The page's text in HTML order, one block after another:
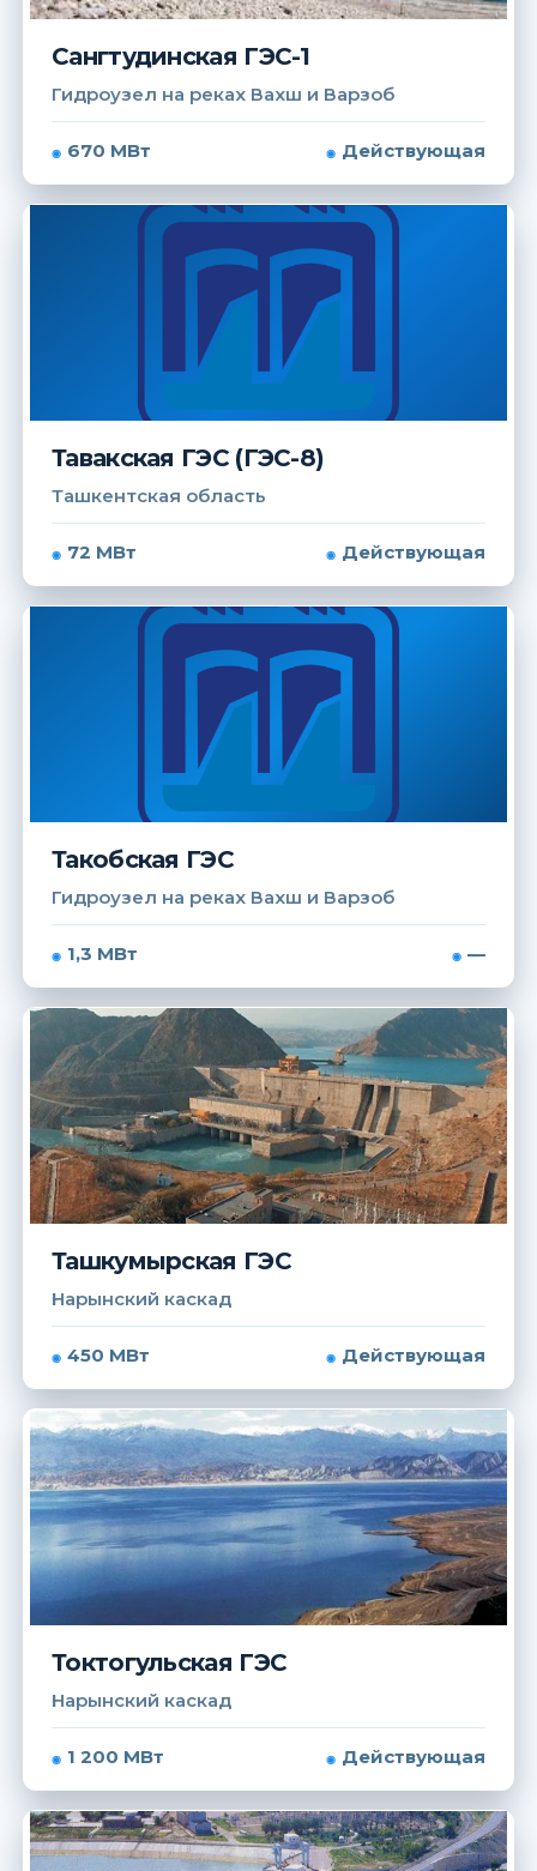
Сангтудинская ГЭС-1
Гидроузел на реках Вахш и Варзоб
670 МВт Действующая
Тавакская ГЭС (ГЭС-8)
Ташкентская область
72 МВт Действующая
Такобская ГЭС
Гидроузел на реках Вахш и Варзоб
1,3 МВт —
Ташкумырская ГЭС
Нарынский каскад
450 МВт Действующая
Токтогульская ГЭС
Нарынский каскад
1 200 МВт Действующая